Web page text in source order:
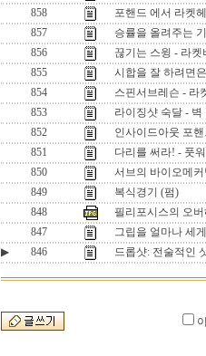
858
포핸드 에서 라켓
857
승률을 올려주는
856
끊기는 스윙 - 라켓
855
시합을 잘 하려면
854
스핀서브레슨 - 라
853
라이징샷 숙달 - 벽
852
인사이드아웃 포
851
다리를 써라! - 풋
850
서브의 바이오메커
849
복식경기 (펌)
848
필리포시스의 오버
847
그립을 얼마나 세
▶
846 드롭샷: 전술적인